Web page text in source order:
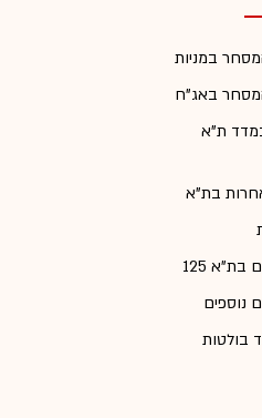
במניות
באג"ח
ת"א
בת"א
125
נוספים
בולטות